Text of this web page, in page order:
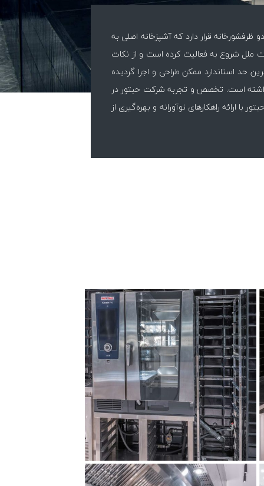
قرار دارد که آشپزخانه اصلی به
با کانسپت ملل شروع به فعالیت کرده است و از نکات
حد استاندارد ممکن طراحی و اجرا گردیده
داشته است. تخصص و تجربه شرکت حبتور در
ارائه راهکارهای نوآورانه و بهره‌گیری از
تجهیز آشپزخانه صنعتی
پروژه مموآر